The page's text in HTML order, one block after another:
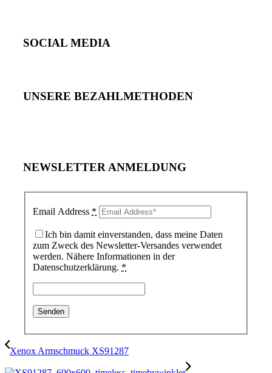
SOCIAL MEDIA
UNSERE BEZAHLMETHODEN
NEWSLETTER ANMELDUNG
Email Address *
Ich bin damit einverstanden, dass meine Daten
zum Zweck des Newsletter-Versandes verwendet
werden. Nähere Informationen in der
Datenschutzerklärung. *
Xenox Armschmuck XS91287